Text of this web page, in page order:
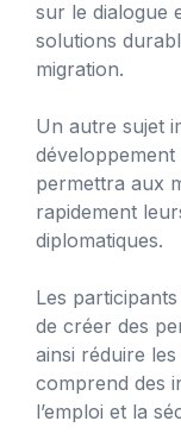
sur le dialogue
solutions
migration.
Un autre sujet
développement
permettra aux
rapidement
diplomatiques.
Les
de créer des
ainsi réduire
comprend des
l’emploi et la